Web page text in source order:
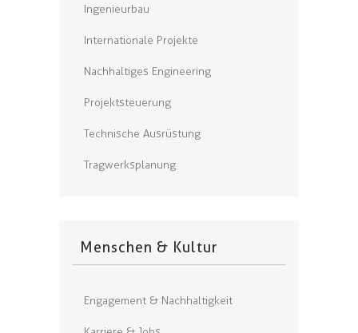
Ingenieurbau
Internationale Projekte
Nachhaltiges Engineering
Projektsteuerung
Technische Ausrüstung
Tragwerksplanung
Menschen & Kultur
Engagement & Nachhaltigkeit